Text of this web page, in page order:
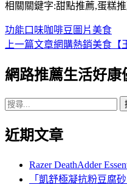
相關關鍵字:甜點推薦,蛋糕
功能 口味咖啡豆 圖片美食
文
章
覽
上一篇文章網購熱銷美食【
網路推薦生活好康
搜
關
近期文章
Razer DeathAdder
「凱舒極凝抗粉豆腐